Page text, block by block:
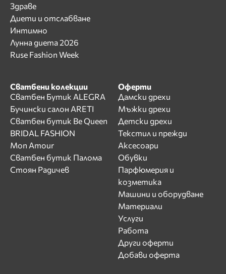
Здраве
Диети и отслабване
Интимно
Лунна диета 2026
Ruse Fashion Week
Сватбени колекции
Сватбен Бутик ALEGRA
Бучински салон ARETI
Сватбен бутик Be Queen
BRIDAL FASHION
Mon Amour
Сватбен бутик Палома
Стоян Радичев
Оферти
Дамски дрехи
Мъжки дрехи
Детски дрехи
Текстил и прежди
Аксесоари
Обувки
Парфюмерия и
козметика
Машини и оборудване
Материали
Услуги
Работа
Други оферти
Добави оферта